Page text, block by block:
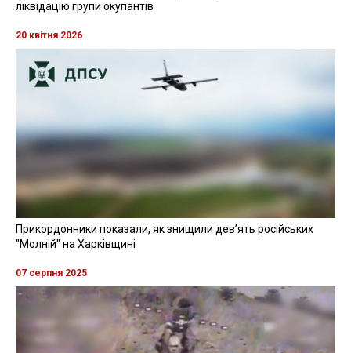
ліквідацію групи окупантів
20 квітня 2026
Прикордонники показали, як знищили девʼять російських
"Молній" на Харківщині
07 серпня 2025